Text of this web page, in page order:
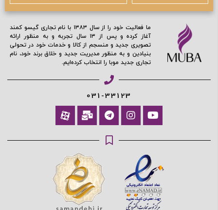
ما فعالیت خود را از سال ۱۳۸۳ با نام تجاری گیسو کمند
آغاز کرده و پس از ۱۳ سال تجربه و به منظور ارائه
تصویری جدید و منسجم از کالا و خدمات خود در تحولی
بنیادین و به منظور مدیریت جدید و خلاق برند خود، نام
تجاری جدید موبا را انتخاب کرده‌ایم.
031-33123
ادامه دهید
آیا هنوز عضو نشده اید؟ اکنون ثبت نام کنید